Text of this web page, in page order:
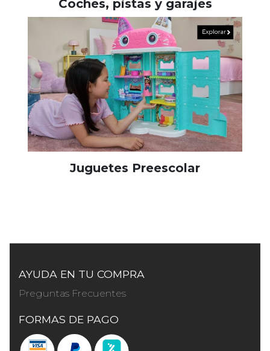
Coches, pistas y garajes
Juguetes Preescolar
AYUDA EN TU COMPRA
Preguntas Frecuentes
FORMAS DE PAGO